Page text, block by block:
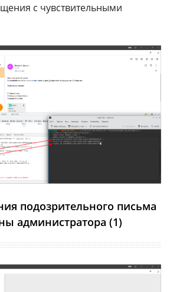
с чувствительными
подозрительного письма
администратора (1)